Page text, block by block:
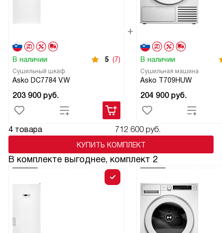
В наличии 5 (7)
Сушильный шкаф
Asko DC7784 V.W
203 900 руб.
В наличии
Сушильная машина
Asko T709HUW
204 900 руб.
4 товара 712 600 руб.
КУПИТЬ КОМПЛЕКТ
В комплекте выгоднее, комплект 2